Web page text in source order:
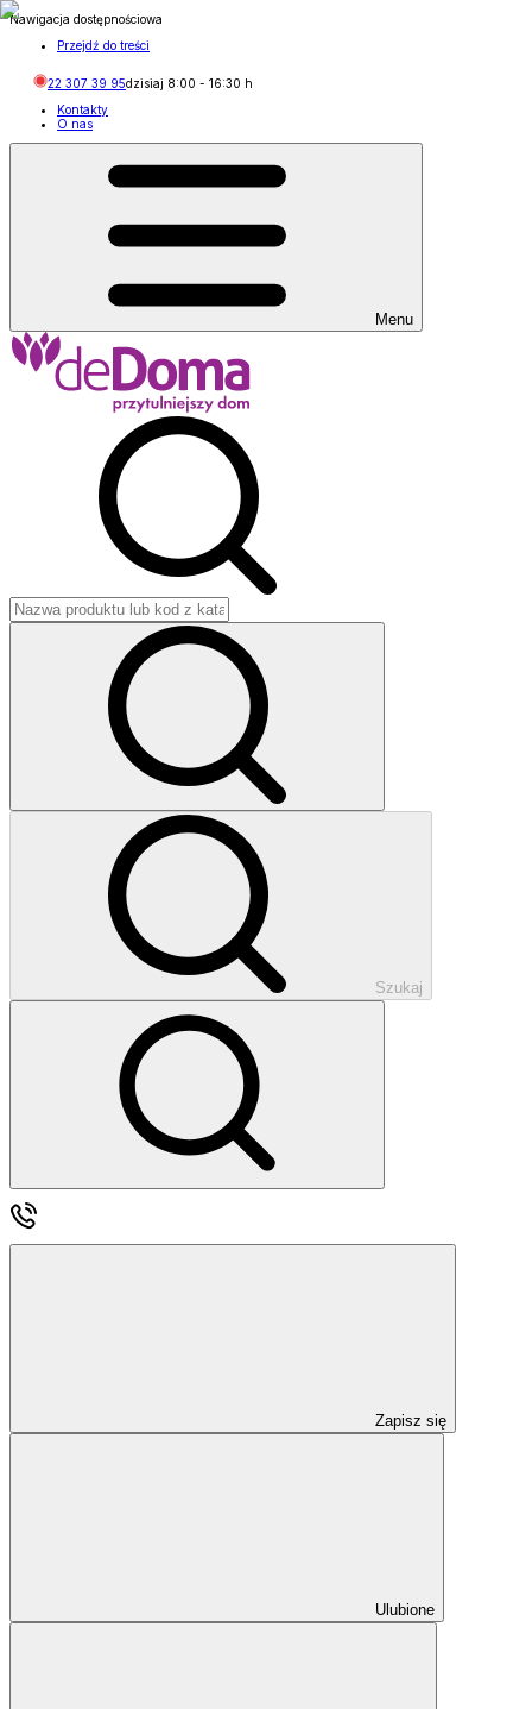
Nawigacja dostępnościowa
Przejdź do treści
22 307 39 95dzisiaj 8:00 - 16:30 h
Kontakty
O nas
Menu
Szukaj
Zapisz się
Ulubione